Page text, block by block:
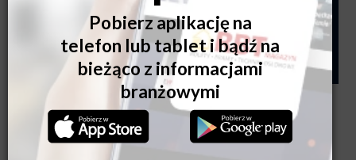
Wielkimi krokami zbliża się XIV Kongres Stolarki
Polskiej. Już 23 maja w Hotelu Warszawianka
w Jachrance spotkają się przedstawiciele branży i